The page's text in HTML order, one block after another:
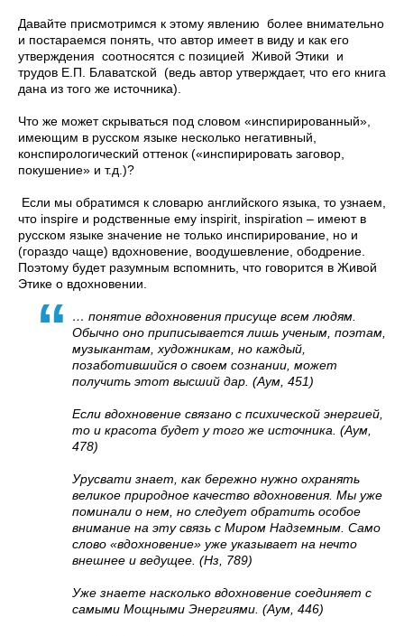
Давайте присмотримся к этому явлению более внимательно
и постараемся понять, что автор имеет в виду и как его
утверждения соотносятся с позицией Живой Этики и
трудов Е.П. Блаватской (ведь автор утверждает, что его книга
дана из того же источника).
Что же может скрываться под словом «инспирированный»,
имеющим в русском языке несколько негативный,
конспирологический оттенок («инспирировать заговор,
покушение» и т.д.)?
Если мы обратимся к словарю английского языка, то узнаем,
что inspire и родственные ему inspirit, inspiration – имеют в
русском языке значение не только инспирирование, но и
(гораздо чаще) вдохновение, воодушевление, ободрение.
Поэтому будет разумным вспомнить, что говорится в Живой
Этике о вдохновении.
… понятие вдохновения присуще всем людям.
Обычно оно приписывается лишь ученым, поэтам,
музыкантам, художникам, но каждый,
позаботившийся о своем сознании, может
получить этот высший дар. (Аум, 451)
Если вдохновение связано с психической энергией,
то и красота будет у того же источника. (Аум,
478)
Урусвати знает, как бережно нужно охранять
великое природное качество вдохновения. Мы уже
поминали о нем, но следует обратить особое
внимание на эту связь с Миром Надземным. Само
слово «вдохновение» уже указывает на нечто
внешнее и ведущее. (Нз, 789)
Уже знаете насколько вдохновение соединяет с
самыми Мощными Энергиями. (Аум, 446)